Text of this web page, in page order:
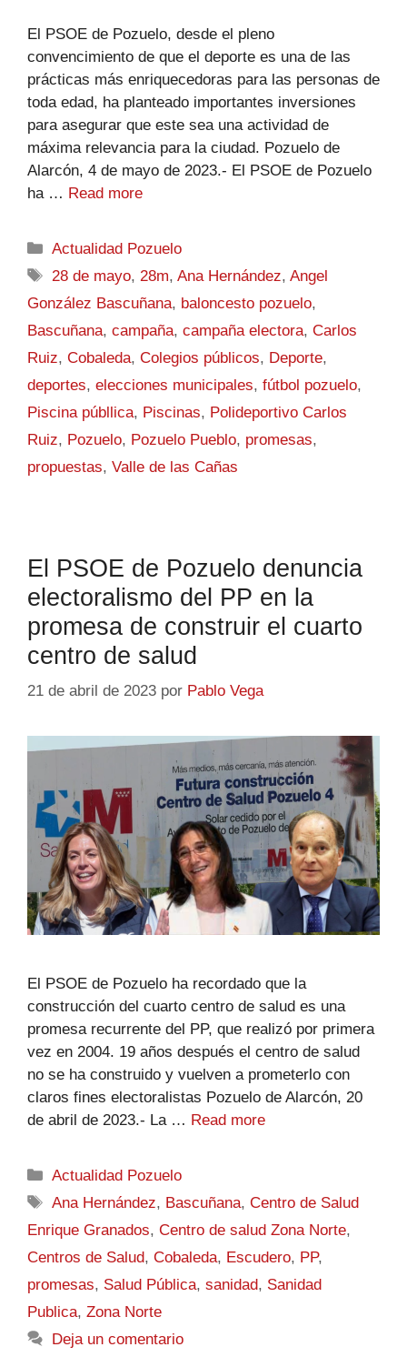
El PSOE de Pozuelo, desde el pleno
convencimiento de que el deporte es una de las
prácticas más enriquecedoras para las personas de
toda edad, ha planteado importantes inversiones
para asegurar que este sea una actividad de
máxima relevancia para la ciudad. Pozuelo de
Alarcón, 4 de mayo de 2023.- El PSOE de Pozuelo
ha … Read more
Actualidad Pozuelo
28 de mayo,28m,Ana Hernández,Angel
González Bascuñana, baloncesto pozuelo,
Bascuñana, campaña, campaña electora, Carlos
Ruiz, Cobaleda, Colegios públicos, Deporte,
deportes, elecciones municipales, fútbol pozuelo,
Piscina públlica, Piscinas, Polideportivo Carlos
Ruiz, Pozuelo, Pozuelo Pueblo, promesas,
propuestas, Valle de las Cañas
El PSOE de Pozuelo denuncia
electoralismo del PP en la
promesa de construir el cuarto
centro de salud
21 de abril de 2023 por Pablo Vega
El PSOE de Pozuelo ha recordado que la
construcción del cuarto centro de salud es una
promesa recurrente del PP, que realizó por primera
vez en 2004. 19 años después el centro de salud
no se ha construido y vuelven a prometerlo con
claros fines electoralistas Pozuelo de Alarcón, 20
de abril de 2023.- La … Read more
Actualidad Pozuelo
Ana Hernández, Bascuñana,Centro de Salud
Enrique Granados, Centro de salud Zona Norte,
Centros de Salud, Cobaleda, Escudero, PP,
promesas, Salud Pública, sanidad, Sanidad
Publica, Zona Norte
Deja un comentario